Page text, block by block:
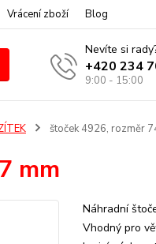
Vrácení zboží Blog
Nevíte si
+420 234
9:00 - 15:00
štoček 4926, rozměr
mm
Náhradní
Vhodný pro